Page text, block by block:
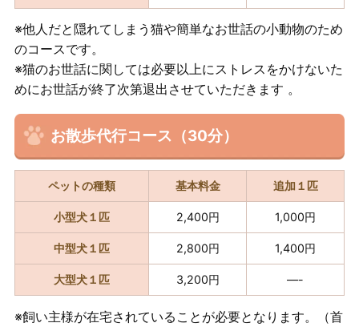
※他人だと隠れてしまう猫や簡単なお世話の小動物のため
のコースです。
※猫のお世話に関しては必要以上にストレスをかけないた
めにお世話が終了次第退出させていただきます 。
お散歩代行コース（30分）
ペットの種類 基本料金 追加１匹
小型犬１匹 2,400円 1,000円
中型犬１匹 2,800円 1,400円
大型犬１匹 3,200円 —-
※飼い主様が在宅されていることが必要となります。（首